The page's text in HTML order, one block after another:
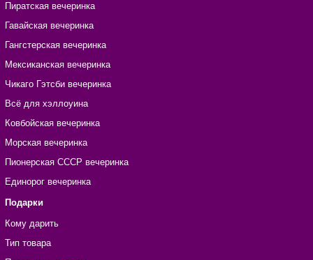
Пиратская вечеринка
Гавайская вечеринка
Гангстерская вечеринка
Мексиканская вечеринка
Чикаго Гэтсби вечеринка
Всё для хэллоуина
Ковбойская вечеринка
Морская вечеринка
Пионерская СССР вечеринка
Единорог вечеринка
Подарки
Кому дарить
Тип товара